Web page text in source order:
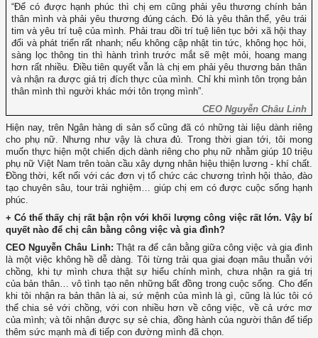
“Để có được hạnh phúc thì chị em cũng phải yêu thương chính bản
thân mình và phải yêu thương đúng cách. Đó là yêu thân thể, yêu trái
tim và yêu trí tuệ của mình. Phải trau dồi trí tuệ liên tục bởi xã hội thay
đổi và phát triển rất nhanh; nếu không cập nhật tin tức, không học hỏi,
sàng lọc thông tin thì hành trình trước mắt sẽ mệt mỏi, hoang mang
hơn rất nhiều. Điều tiên quyết vẫn là chị em phải yêu thương bản thân
và nhận ra được giá trị đích thực của mình. Chỉ khi mình tôn trọng bản
thân mình thì người khác mới tôn trọng mình”.
CEO Nguyễn Châu Linh
Hiện nay, trên Ngân hàng di sản số cũng đã có những tài liệu dành riêng
cho phụ nữ. Nhưng như vậy là chưa đủ. Trong thời gian tới, tôi mong
muốn thực hiện một chiến dịch dành riêng cho phụ nữ nhằm giúp 10 triệu
phụ nữ Việt Nam trên toàn cầu xây dựng nhân hiệu thiện lương - khí chất.
Đồng thời, kết nối với các đơn vị tổ chức các chương trình hội thảo, đào
tạo chuyên sâu, tour trải nghiệm… giúp chị em có được cuộc sống hạnh
phúc.
+ Có thể thấy chị rất bận rộn với khối lượng công việc rất lớn. Vậy bí
quyết nào để chị cân bằng công việc và gia đình?
CEO Nguyễn Châu Linh: Thật ra để cân bằng giữa công việc và gia đình
là một việc không hề dễ dàng. Tôi từng trải qua giai đoạn mâu thuẫn với
chồng, khi tự mình chưa thật sự hiểu chính mình, chưa nhận ra giá trị
của bản thân… vô tình tạo nên những bất đồng trong cuộc sống. Cho đến
khi tôi nhận ra bản thân là ai, sứ mệnh của mình là gì, cũng là lúc tôi có
thể chia sẻ với chồng, với con nhiều hơn về công việc, về cả ước mơ
của mình; và tôi nhận được sự sẻ chia, đồng hành của người thân để tiếp
thêm sức mạnh mà đi tiếp con đường mình đã chọn.